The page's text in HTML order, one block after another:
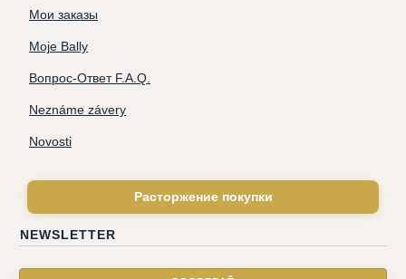
Мои заказы
Moje Bally
Вопрос-Ответ F.A.Q.
Neznáme závery
Novosti
Расторжение покупки
NEWSLETTER